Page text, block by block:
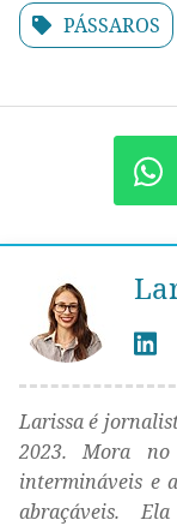
PÁSSAROS
Larissa é
2023. Mora
intermináveis e
abraçáveis.